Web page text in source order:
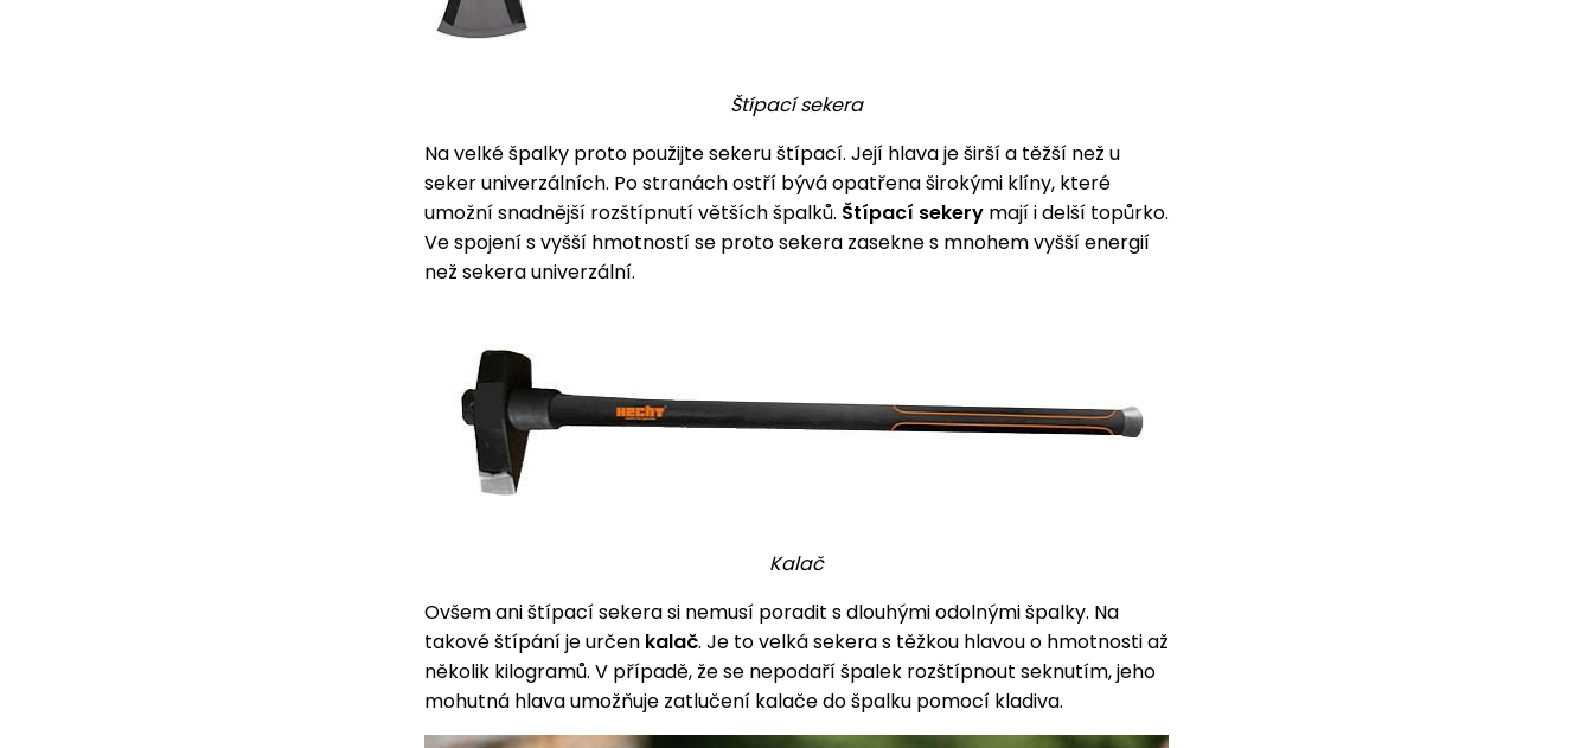
Štípací sekera
Na velké špalky proto použijte sekeru štípací. Její hlava je širší a těžší než u
seker univerzálních. Po stranách ostří bývá opatřena širokými klíny, které
umožní snadnější rozštípnutí větších špalků. Štípací sekery mají i delší topůrko.
Ve spojení s vyšší hmotností se proto sekera zasekne s mnohem vyšší energií
než sekera univerzální.
Kalač
Ovšem ani štípací sekera si nemusí poradit s dlouhými odolnými špalky. Na
takové štípání je určen kalač. Je to velká sekera s těžkou hlavou o hmotnosti až
několik kilogramů. V případě, že se nepodaří špalek rozštípnout seknutím, jeho
mohutná hlava umožňuje zatlučení kalače do špalku pomocí kladiva.